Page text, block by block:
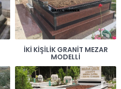
İKI KIŞILIK GRANIT MEZAR
MODELLI